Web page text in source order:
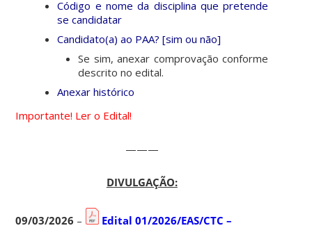
Código e nome da disciplina que pretende
se candidatar
Candidato(a) ao PAA? [sim ou não]
Se sim, anexar comprovação conforme
descrito no edital.
Anexar histórico
Importante! Ler o Edital!
———
DIVULGAÇÃO:
09/03/2026 –
Edital 01/2026/EAS/CTC –